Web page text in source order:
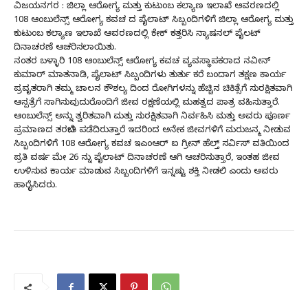
ವಿಜಯನಗರ : ಜಿಲ್ಲಾ ಆರೋಗ್ಯ ಮತ್ತು ಕುಟುಂಬ ಕಲ್ಯಾಣ ಇಲಾಖೆ ಆವರಣದಲ್ಲಿ
108 ಆಂಬುಲೆನ್ಸ್ ಆರೋಗ್ಯ ಕವಚ ದ ಪೈಲಾಟ್ ಸಿಬ್ಬಂದಿಗಳಿಗೆ ಜಿಲ್ಲಾ ಆರೋಗ್ಯ ಮತ್ತು
ಕುಟುಂಬ ಕಲ್ಯಾಣ ಇಲಾಖೆ ಆವರಣದಲ್ಲಿ ಕೇಕ್ ಕತ್ತರಿಸಿ ನ್ಯಾಷನಲ್ ಪೈಲಟ್
ದಿನಾಚರಣೆ ಆಚರಿಸಲಾಯಿತು.
ನಂತರ ಬಳ್ಳಾರಿ 108 ಆಂಬುಲೆನ್ಸ್ ಆರೋಗ್ಯ ಕವಚ ವ್ಯವಸ್ಥಾಪಕರಾದ ನವೀನ್
ಕುಮಾರ್ ಮಾತನಾಡಿ, ಪೈಲಾಟ್ ಸಿಬ್ಬಂದಿಗಳು ತುರ್ತು ಕರೆ ಬಂದಾಗ ತಕ್ಷಣ ಕಾರ್ಯ
ಪ್ರವೃತರಾಗಿ ತಮ್ಮ ಚಾಲನ ಕೌಶಲ್ಯ ದಿಂದ ರೋಗಿಗಳನ್ನು ಹೆಚ್ಚಿನ ಚಿಕಿತ್ಸೆಗೆ ಸುರಕ್ಷಿತವಾಗಿ
ಆಸ್ಪತ್ರೆಗೆ ಸಾಗಿಸುವುದುರೊಂದಿಗೆ ಜೀವ ರಕ್ಷಣೆಯಲ್ಲಿ ಮಹತ್ವದ ಪಾತ್ರ ವಹಿಸುತ್ತಾರೆ.
ಆಂಬುಲೆನ್ಸ್ ಅನ್ನು ತ್ವರಿತವಾಗಿ ಮತ್ತು ಸುರಕ್ಷಿತವಾಗಿ ನಿರ್ವಹಿಸಿ ಮತ್ತು ಅವರು ಪೂರ್ಣ
ಪ್ರಮಾಣದ ತರಬೇತಿ ಪಡೆದಿರುತ್ತಾರೆ ಇದರಿಂದ ಅನೇಕ ಜೀವಗಳಿಗೆ ಮರುಜನ್ಮ ನೀಡುವ
ಸಿಬ್ಬಂದಿಗಳಿಗೆ 108 ಆರೋಗ್ಯ ಕವಚ ಇಎಂಆರ್ ಐ ಗ್ರೀನ್ ಹೆಲ್ತ್ ಸರ್ವಿಸ್ ವತಿಯಿಂದ
ಪ್ರತಿ ವರ್ಷ ಮೇ 26 ನ್ನು ಪೈಲಾಟ್ ದಿನಾಚರಣೆ ಆಗಿ ಆಚರಿಸುತ್ತಾರೆ, ಇಂತಹ ಜೀವ
ಉಳಿಸುವ ಕಾರ್ಯ ಮಾಡುವ ಸಿಬ್ಬಂದಿಗಳಿಗೆ ಇನ್ನಷ್ಟು ಶಕ್ತಿ ನೀಡಲಿ ಎಂದು ಅವರು
ಹಾರೈಸಿದರು.